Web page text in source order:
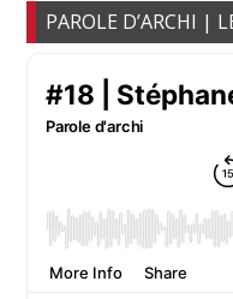
PAROLE D’ARCHI |